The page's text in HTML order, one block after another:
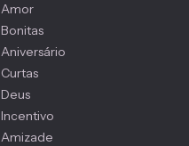
Amor
Bonitas
Aniversário
Curtas
Deus
Incentivo
Amizade